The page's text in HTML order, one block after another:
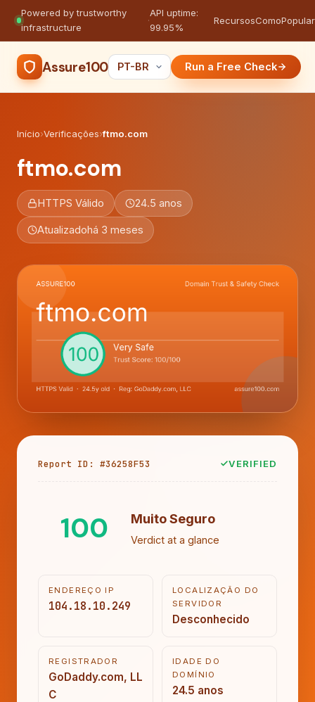
Powered by trustworthy
infrastructure
·
API uptime:
99.95%
RecursosComo
Assure100 Run a Free Check
Início›Verificações›ftmo.com
ftmo.com
HTTPS Válido 24.5 anos
Atualizadohá 3 meses
Report ID: #36258F53 VERIFIED
100 Muito Seguro
Verdict at a glance
ENDEREÇO IP
104.18.10.249
LOCALIZAÇÃO DO
SERVIDOR
Desconhecido
REGISTRADOR
GoDaddy.com, LL
C
IDADE DO
DOMÍNIO
24.5 anos